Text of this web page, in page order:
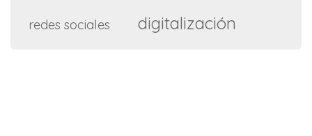
redes sociales digitalización